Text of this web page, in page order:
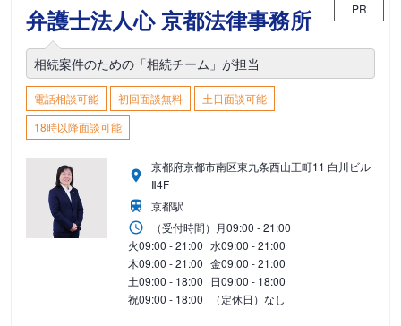
弁護士法人心 京都法律事務所 PR
相続案件のための「相続チーム」が担当
電話相談可能 初回面談無料
土日面談可能
18時以降面談可能
京都府京都市南区東九条西山王町11 白川ビル
Ⅱ4F
京都駅
（受付時間） 月09:00 - 21:00
火09:00 - 21:00 水09:00 - 21:00
木09:00 - 21:00 金09:00 - 21:00
土09:00 - 18:00 日09:00 - 18:00
祝09:00 - 18:00 （定休日）なし